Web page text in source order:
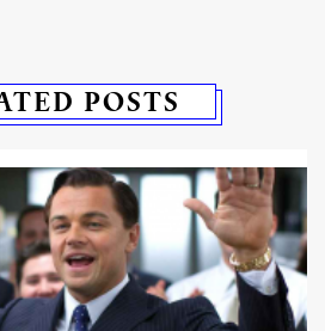
POSTS